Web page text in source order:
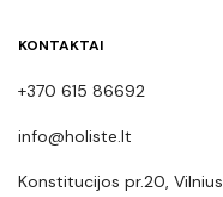
KONTAKTAI
+370 615 86692
info@holiste.lt
Konstitucijos pr.20, Vilnius